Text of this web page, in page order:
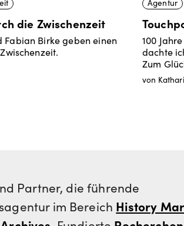
die Zwischenzeit
Fabian Birke geben einen
Agentur
100
dachte
Zum
von
Partner, die führende
im Bereich History